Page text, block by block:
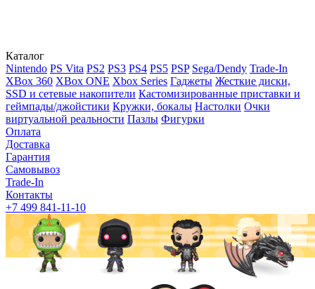
Каталог
Nintendo PS Vita PS2 PS3 PS4 PS5 PSP Sega/Dendy Trade-In
XBox 360 XBox ONE Xbox Series Гаджеты Жесткие диски,
SSD и сетевые накопители Кастомизированные приставки и
геймпады/джойстики Кружки, бокалы Настолки Очки
виртуальной реальности Пазлы Фигурки
Оплата
Доставка
Гарантия
Самовывоз
Trade-In
Контакты
+7 499 841-11-10